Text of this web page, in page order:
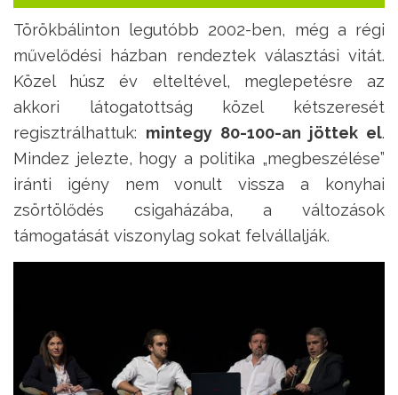
Törökbálinton legutóbb 2002-ben, még a régi
művelődési házban rendeztek választási vitát.
Közel húsz év elteltével, meglepetésre az
akkori látogatottság közel kétszeresét
regisztrálhattuk: mintegy 80-100-an jöttek el.
Mindez jelezte, hogy a politika „megbeszélése”
iránti igény nem vonult vissza a konyhai
zsörtölődés csigaházába, a változások
támogatását viszonylag sokat felvállalják.